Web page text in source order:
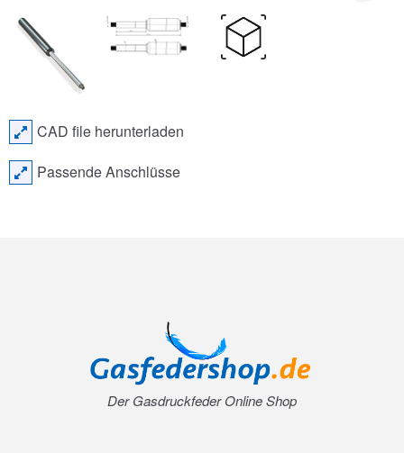
CAD file herunterladen
Passende Anschlüsse
Der Gasdruckfeder Online Shop